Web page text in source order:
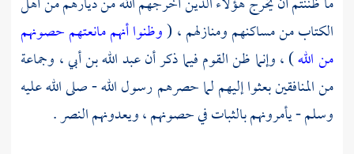
الكتاب من مساكنهم ومنازلهم ، (وظنوا أنهم مانعتهم حصونهم
من الله) ، وإنما ظن القوم فيما ذكر أنعبد الله بن أبي، وجماعة
من المنافقين بعثوا إليهم لما حصرهم رسول الله - صلى الله عليه
وسلم - يأمرونهم بالثبات في حصونهم ، ويعدونهم النصر .